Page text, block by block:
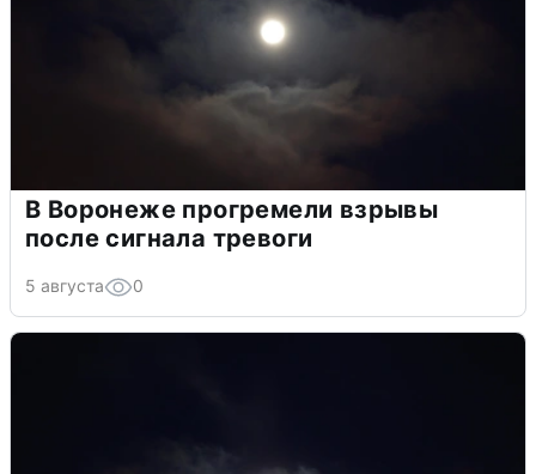
В Воронеже прогремели взрывы
после сигнала тревоги
5 августа 0